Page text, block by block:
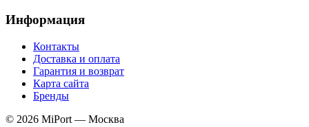
Информация
Контакты
Доставка и оплата
Гарантия и возврат
Карта сайта
Бренды
© 2026 MiPort — Москва